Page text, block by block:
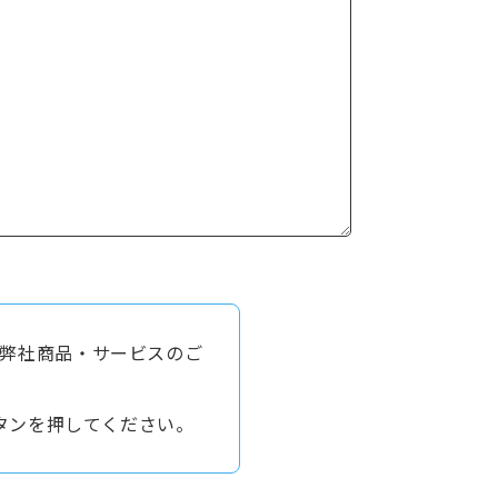
社商品・サービスのご
を押してください。